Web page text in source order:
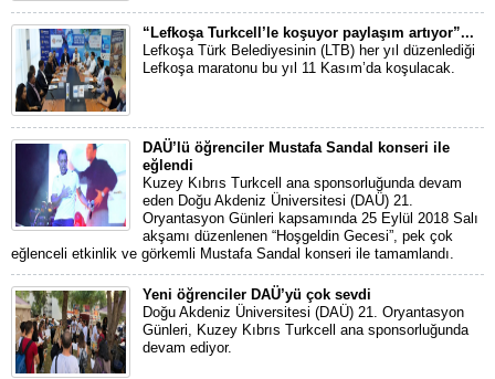
“Lefkoşa Turkcell’le koşuyor paylaşım artıyor”...
Lefkoşa Türk Belediyesinin (LTB) her yıl düzenlediği
Lefkoşa maratonu bu yıl 11 Kasım’da koşulacak.
DAÜ’lü öğrenciler Mustafa Sandal konseri ile
eğlendi
Kuzey Kıbrıs Turkcell ana sponsorluğunda devam
eden Doğu Akdeniz Üniversitesi (DAÜ) 21.
Oryantasyon Günleri kapsamında 25 Eylül 2018 Salı
akşamı düzenlenen “Hoşgeldin Gecesi”, pek çok
eğlenceli etkinlik ve görkemli Mustafa Sandal konseri ile tamamlandı.
Yeni öğrenciler DAÜ’yü çok sevdi
Doğu Akdeniz Üniversitesi (DAÜ) 21. Oryantasyon
Günleri, Kuzey Kıbrıs Turkcell ana sponsorluğunda
devam ediyor.